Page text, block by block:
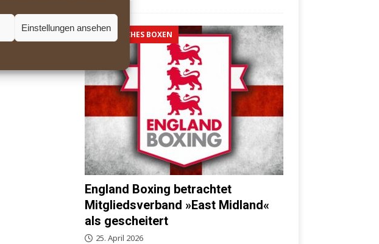
Einstellungen ansehen
OLYMPISCHES BOXEN
England Boxing betrachtet
Mitgliedsverband »East Midland«
als gescheitert
25. April 2026